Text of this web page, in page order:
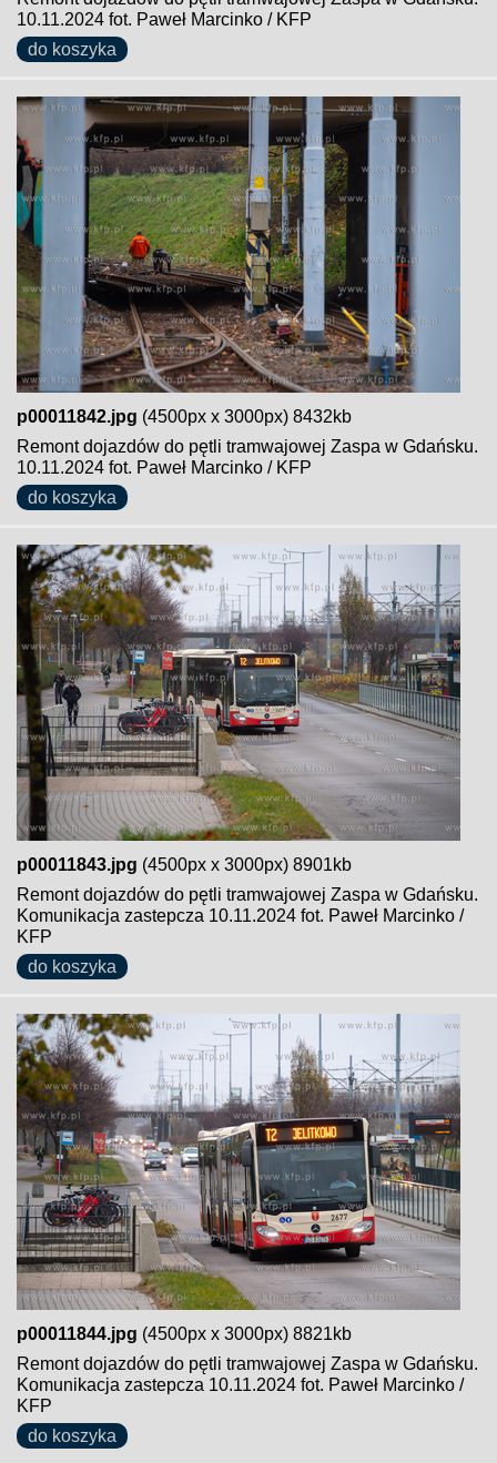
10.11.2024 fot. Paweł Marcinko / KFP
do koszyka
p00011842.jpg (4500px x 3000px) 8432kb
Remont dojazdów do pętli tramwajowej Zaspa w Gdańsku.
10.11.2024 fot. Paweł Marcinko / KFP
do koszyka
p00011843.jpg (4500px x 3000px) 8901kb
Remont dojazdów do pętli tramwajowej Zaspa w Gdańsku.
Komunikacja zastepcza 10.11.2024 fot. Paweł Marcinko /
KFP
do koszyka
p00011844.jpg (4500px x 3000px) 8821kb
Remont dojazdów do pętli tramwajowej Zaspa w Gdańsku.
Komunikacja zastepcza 10.11.2024 fot. Paweł Marcinko /
KFP
do koszyka